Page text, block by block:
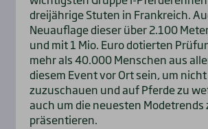
dreijährige Stuten in Frankreich.
Neuauflage dieser über 2.100
und mit 1 Mio. Euro dotierten
mehr als 40.000 Menschen aus
diesem Event vor Ort sein, um
zuzuschauen und auf Pferde zu
auch um die neuesten Modetrends
präsentieren.